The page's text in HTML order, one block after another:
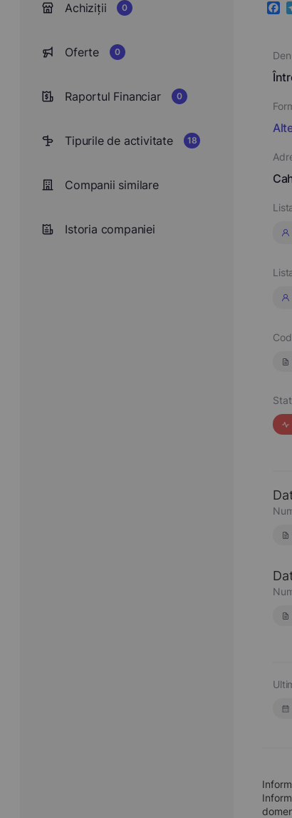
Achiziții 0
Oferte 0
Raportul Financiar 0
Tipurile de activitate 18
Companii similare
Istoria companiei